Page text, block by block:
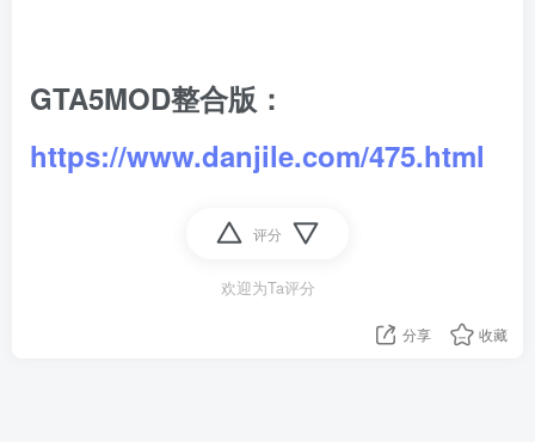
GTA5MOD整合版：
https://www.danjile.com/475.html
评分
欢迎为Ta评分
分享 收藏